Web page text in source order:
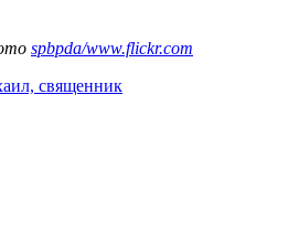
spbpda/www.flickr.com
священник